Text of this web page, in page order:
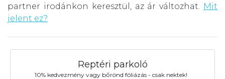
partner irodánkon keresztül, az ár változhat. Mit
jelent ez?
Reptéri parkoló
10% kedvezmény vagy bőrönd fóliázás - csak nektek!